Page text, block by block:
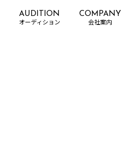
AUDITION COMPANY